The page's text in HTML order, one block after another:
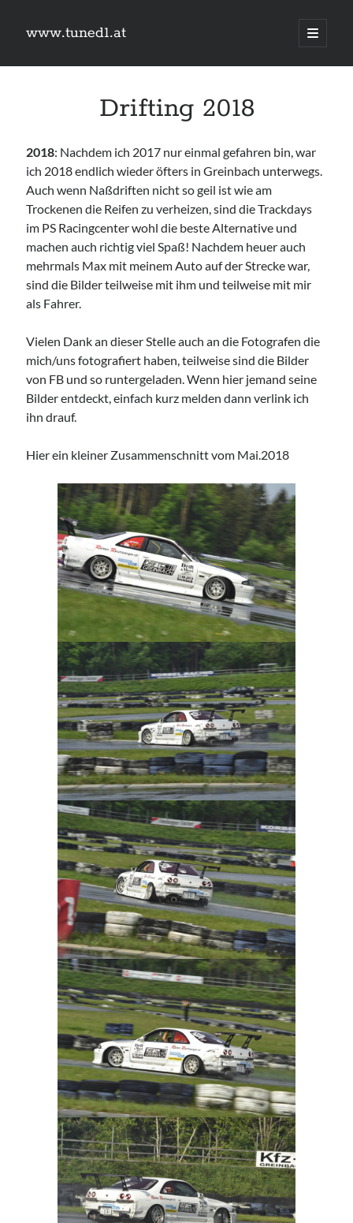
www.tuned1.at
öffnen
Sidebar
Kategorien
Kategorien
Links
Imprint
Drifting 2018
2018: Nachdem ich 2017 nur einmal gefahren bin, war
ich 2018 endlich wieder öfters in Greinbach unterwegs.
Auch wenn Naßdriften nicht so geil ist wie am
Trockenen die Reifen zu verheizen, sind die Trackdays
im PS Racingcenter wohl die beste Alternative und
machen auch richtig viel Spaß! Nachdem heuer auch
mehrmals Max mit meinem Auto auf der Strecke war,
sind die Bilder teilweise mit ihm und teilweise mit mir
als Fahrer.
Vielen Dank an dieser Stelle auch an die Fotografen die
mich/uns fotografiert haben, teilweise sind die Bilder
von FB und so runtergeladen. Wenn hier jemand seine
Bilder entdeckt, einfach kurz melden dann verlink ich
ihn drauf.
Hier ein kleiner Zusammenschnitt vom Mai.2018